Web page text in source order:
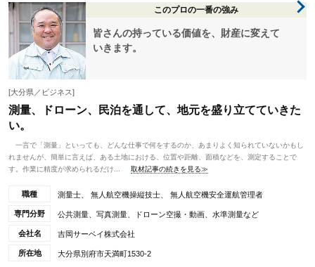
このプロの一番の強み
皆さんの持っている価値を、財産に変えて
いきます。
[大分県／ビジネス]
測量、ドローン、民泊を通して、地元を盛り立てていきた
い。
一言で「測量」といっても、どんな仕事で何をするのか、あまりよく知られていないかもし
れませんが、簡単に言えば、ある土地における、位置や距離、面積などを、測定することで
す。作業に精度が求められるだけ...
取材記事の続きを見る≫
職種 測量士、 無人航空機操縦技士、 無人航空機安全運航管理者
専門分野 公共測量、写真測量、ドローン空撮・動画、水準測量など
会社名 吉岡サーベイ株式会社
所在地 大分県別府市天満町1530-2